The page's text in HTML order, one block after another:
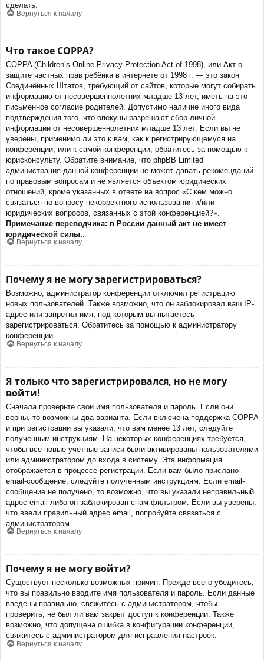
сделать.
Вернуться к началу
Что такое COPPA?
COPPA (Children’s Online Privacy Protection Act of 1998), или Акт о
защите частных прав ребёнка в интернете от 1998 г. — это закон
Соединённых Штатов, требующий от сайтов, которые могут собирать
информацию от несовершеннолетних младше 13 лет, иметь на это
письменное согласие родителей. Допустимо наличие иного вида
подтверждения того, что опекуны разрешают сбор личной
информации от несовершеннолетних младше 13 лет. Если вы не
уверены, применимо ли это к вам, как к регистрирующемуся на
конференции, или к самой конференции, обратитесь за помощью к
юрисконсульту. Обратите внимание, что phpBB Limited
администрация данной конференции не может давать рекомендаций
по правовым вопросам и не является объектом юридических
отношений, кроме указанных в ответе на вопрос «С кем можно
связаться по вопросу некорректного использования и/или
юридических вопросов, связанных с этой конференцией?».
Примечание переводчика: в России данный акт не имеет
юридической силы.
Вернуться к началу
Почему я не могу зарегистрироваться?
Возможно, администратор конференции отключил регистрацию
новых пользователей. Также возможно, что он заблокировал ваш IP-
адрес или запретил имя, под которым вы пытаетесь
зарегистрироваться. Обратитесь за помощью к администратору
конференции.
Вернуться к началу
Я только что зарегистрировался, но не могу
войти!
Сначала проверьте свои имя пользователя и пароль. Если они
верны, то возможны два варианта. Если включена поддержка COPPA
и при регистрации вы указали, что вам менее 13 лет, следуйте
полученным инструкциям. На некоторых конференциях требуется,
чтобы все новые учётные записи были активированы пользователями
или администратором до входа в систему. Эта информация
отображается в процессе регистрации. Если вам было прислано
email-сообщение, следуйте полученным инструкциям. Если email-
сообщение не получено, то возможно, что вы указали неправильный
адрес email либо он заблокирован спам-фильтром. Если вы уверены,
что ввели правильный адрес email, попробуйте связаться с
администратором.
Вернуться к началу
Почему я не могу войти?
Существует несколько возможных причин. Прежде всего убедитесь,
что вы правильно вводите имя пользователя и пароль. Если данные
введены правильно, свяжитесь с администратором, чтобы
проверить, не был ли вам закрыт доступ к конференции. Также
возможно, что допущена ошибка в конфигурации конференции,
свяжитесь с администратором для исправления настроек.
Вернуться к началу